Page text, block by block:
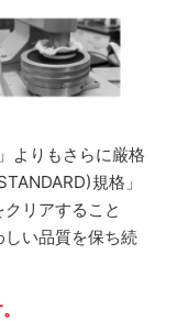
よりもさらに厳格
規格」
リアすること
い品質を保ち続